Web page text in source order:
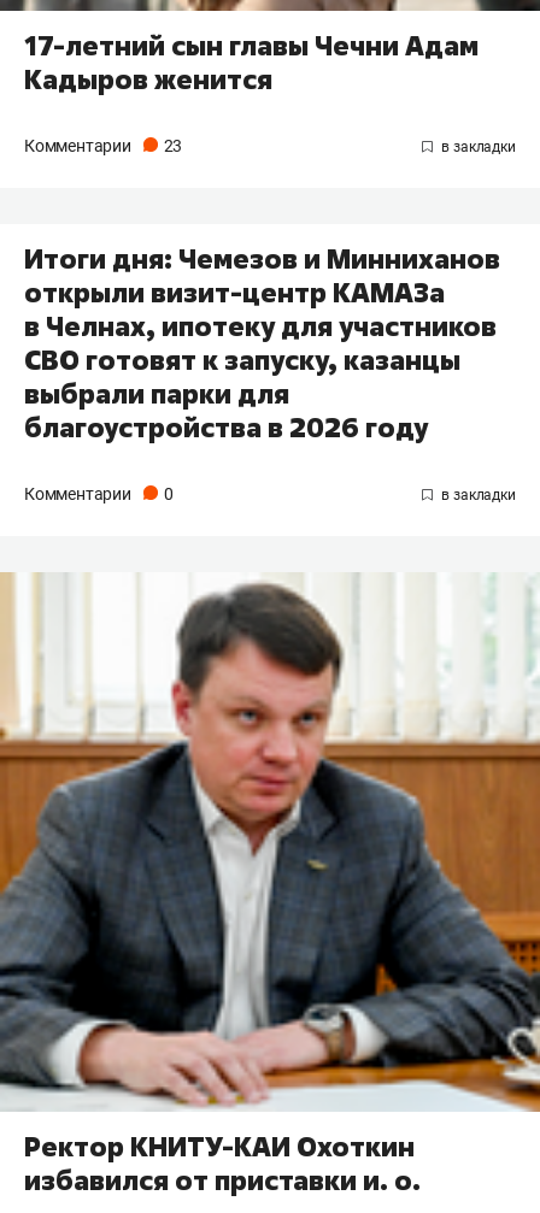
17-летний сын главы Чечни Адам
Кадыров женится
Комментарии 23
Итоги дня: Чемезов и Минниханов
открыли визит-центр КАМАЗа
в Челнах, ипотеку для участников
СВО готовят к запуску, казанцы
выбрали парки для
благоустройства в 2026 году
Комментарии 0
Ректор КНИТУ-КАИ Охоткин
избавился от приставки и. о.